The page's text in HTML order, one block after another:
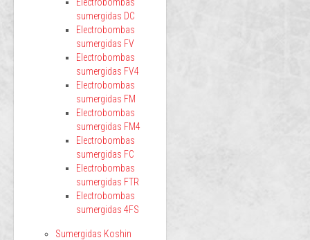
sumergidas DC
Electrobombas
sumergidas FV
Electrobombas
sumergidas FV4
Electrobombas
sumergidas FM
Electrobombas
sumergidas FM4
Electrobombas
sumergidas FC
Electrobombas
sumergidas FTR
Electrobombas
sumergidas 4FS
Sumergidas Koshin